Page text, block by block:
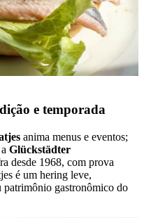
e temporada
anima menus e eventos;
Glückstädter
desde 1968, com prova
é um hering leve,
patrimônio gastronômico do